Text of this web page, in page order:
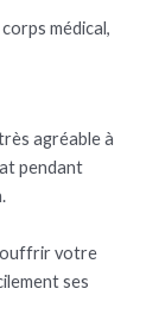
médical,
agréable à
pendant
votre
ses